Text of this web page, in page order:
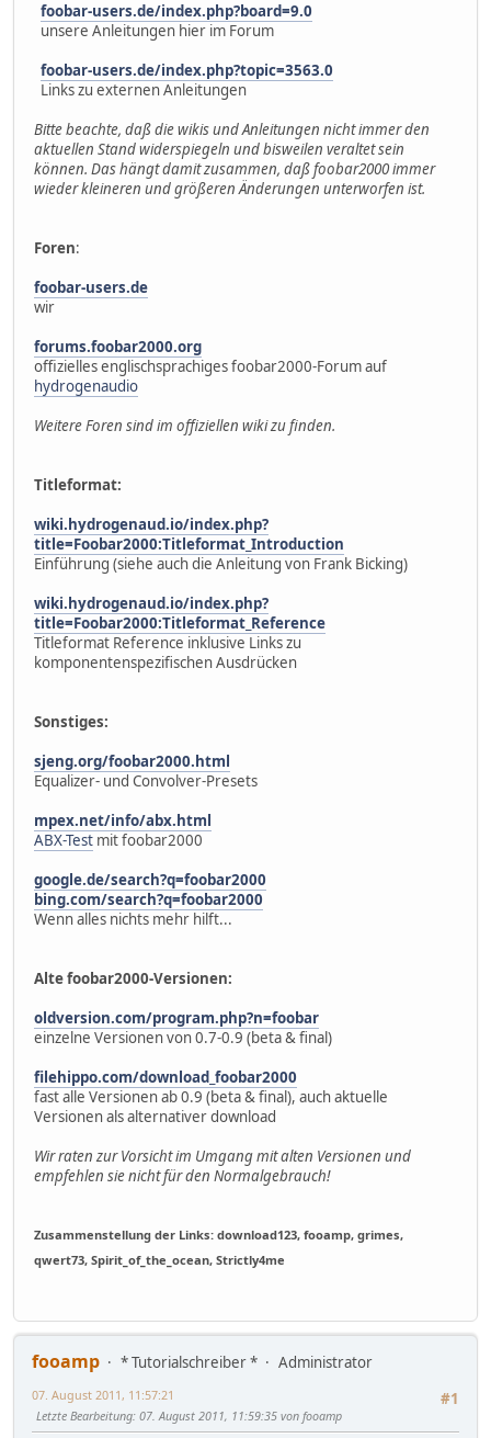
foobar-users.de/index.php?board=9.0
unsere Anleitungen hier im Forum
foobar-users.de/index.php?topic=3563.0
Links zu externen Anleitungen
Bitte beachte, daß die wikis und Anleitungen nicht immer den
aktuellen Stand widerspiegeln und bisweilen veraltet sein
können. Das hängt damit zusammen, daß foobar2000 immer
wieder kleineren und größeren Änderungen unterworfen ist.
Foren:
foobar-users.de
wir
forums.foobar2000.org
offizielles englischsprachiges foobar2000-Forum auf
hydrogenaudio
Weitere Foren sind im offiziellen wiki zu finden.
Titleformat:
wiki.hydrogenaud.io/index.php?
title=Foobar2000:Titleformat_Introduction
Einführung (siehe auch die Anleitung von Frank Bicking)
wiki.hydrogenaud.io/index.php?
title=Foobar2000:Titleformat_Reference
Titleformat Reference inklusive Links zu
komponentenspezifischen Ausdrücken
Sonstiges:
sjeng.org/foobar2000.html
Equalizer- und Convolver-Presets
mpex.net/info/abx.html
ABX-Test mit foobar2000
google.de/search?q=foobar2000
bing.com/search?q=foobar2000
Wenn alles nichts mehr hilft...
Alte foobar2000-Versionen:
oldversion.com/program.php?n=foobar
einzelne Versionen von 0.7-0.9 (beta & final)
filehippo.com/download_foobar2000
fast alle Versionen ab 0.9 (beta & final), auch aktuelle
Versionen als alternativer download
Wir raten zur Vorsicht im Umgang mit alten Versionen und
empfehlen sie nicht für den Normalgebrauch!
Zusammenstellung der Links: download123, fooamp, grimes,
qwert73, Spirit_of_the_ocean, Strictly4me
fooamp * Tutorialschreiber *
Administrator
#1
07. August 2011, 11:57:21
Letzte Bearbeitung: 07. August 2011, 11:59:35 von fooamp